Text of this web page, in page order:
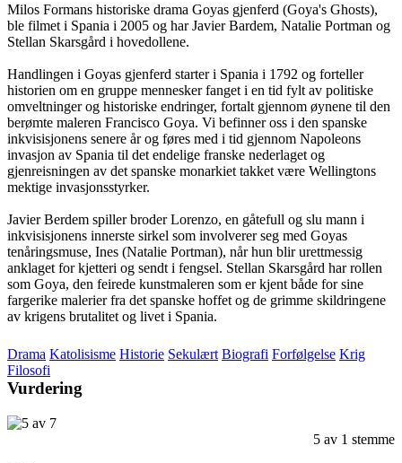
Milos Formans historiske drama Goyas gjenferd (Goya's Ghosts),
ble filmet i Spania i 2005 og har Javier Bardem, Natalie Portman og
Stellan Skarsgård i hovedollene.
Handlingen i Goyas gjenferd starter i Spania i 1792 og forteller
historien om en gruppe mennesker fanget i en tid fylt av politiske
omveltninger og historiske endringer, fortalt gjennom øynene til den
berømte maleren Francisco Goya. Vi befinner oss i den spanske
inkvisisjonens senere år og føres med i tid gjennom Napoleons
invasjon av Spania til det endelige franske nederlaget og
gjenreisningen av det spanske monarkiet takket være Wellingtons
mektige invasjonsstyrker.
Javier Berdem spiller broder Lorenzo, en gåtefull og slu mann i
inkvisisjonens innerste sirkel som involverer seg med Goyas
tenåringsmuse, Ines (Natalie Portman), når hun blir urettmessig
anklaget for kjetteri og sendt i fengsel. Stellan Skarsgård har rollen
som Goya, den feirede kunstmaleren som er kjent både for sine
fargerike malerier fra det spanske hoffet og de grimme skildringene
av krigens brutalitet og livet i Spania.
Drama Katolisisme Historie Sekulært Biografi Forfølgelse Krig
Filosofi
Vurdering
5 av 1 stemme